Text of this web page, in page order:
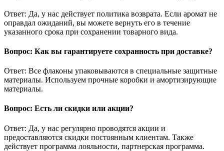
Ответ: Да, у нас действует политика возврата. Если аромат не
оправдал ожиданий, вы можете вернуть его в течение
указанного срока при сохранении товарного вида.
Вопрос: Как вы гарантируете сохранность при доставке?
Ответ: Все флаконы упаковываются в специальные защитные
материалы. Используем прочные коробки и амортизирующие
материалы.
Вопрос: Есть ли скидки или акции?
Ответ: Да, у нас регулярно проводятся акции и
предоставляются скидки постоянным клиентам. Также
действует программа лояльности, партнерская программа.